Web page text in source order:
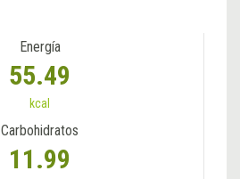
Energía
55.49
kcal
Carbohidratos
11.99